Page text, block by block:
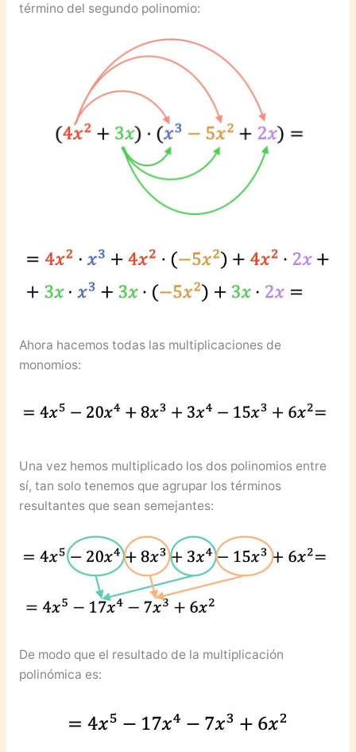
término del segundo polinomio:
Ahora hacemos todas las multiplicaciones de
monomios:
Una vez hemos multiplicado los dos polinomios entre
sí, tan solo tenemos que agrupar los términos
resultantes que sean semejantes:
De modo que el resultado de la multiplicación
polinómica es: